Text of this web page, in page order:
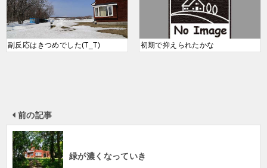
副反応はきつめでした(T_T) 初期で抑えられたかな
前の記事
緑が濃くなっていき